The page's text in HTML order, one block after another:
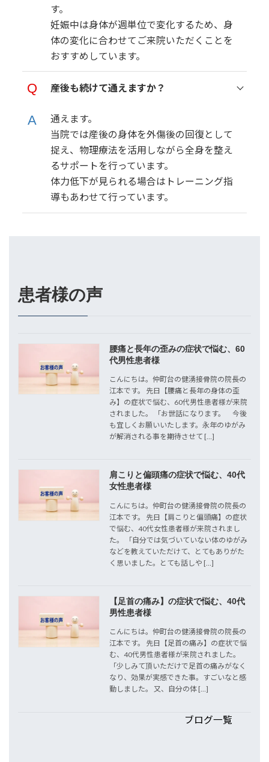
す。
妊娠中は身体が週単位で変化するため、身
体の変化に合わせてご来院いただくことを
おすすめしています。
産後も続けて通えますか？
通えます。
当院では産後の身体を外傷後の回復として
捉え、物理療法を活用しながら全身を整え
るサポートを行っています。
体力低下が見られる場合はトレーニング指
導もあわせて行っています。
患者様の声
腰痛と長年の歪みの症状で悩む、60
代男性患者様
こんにちは。仲町台の健湧接骨院の院長の
江本です。 先日【腰痛と長年の身体の歪
み】の症状で悩む、60代男性患者様が来院
されました。 「お世話になります。 今後
も宜しくお願いいたします。永年のゆがみ
が解消される事を期待させて […]
肩こりと偏頭痛の症状で悩む、40代
女性患者様
こんにちは。仲町台の健湧接骨院の院長の
江本です。 先日【肩こりと偏頭痛】の症状
で悩む、40代女性患者様が来院されまし
た。 「自分では気づいていない体のゆがみ
などを教えていただけて、とてもありがた
く思いました。とても話しや […]
【足首の痛み】の症状で悩む、40代
男性患者様
こんにちは。仲町台の健湧接骨院の院長の
江本です。 先日【足首の痛み】の症状で悩
む、40代男性患者様が来院されました。
「少しみて頂いただけで足首の痛みがなく
なり、効果が実感できた事。すごいなと感
動しました。 又、自分の体 […]
ブログ一覧